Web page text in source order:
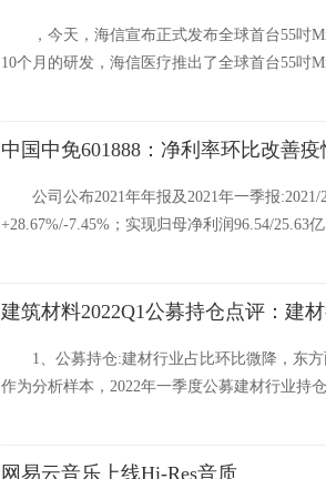
，今天，海信宣布正式发布全球首台55
10个月的研发，海信医疗推出了全球首台55吋
中国中免601888：净利率环比改善
公司公布2021年年报及2021年一季报
+28.67%/-7.45%；实现归母净利润96.54/25.63
建筑材料2022Q1公募持仓点评：建
1、公募持仓:建材行业占比环比微降，东
作为分析样本，2022年一季度公募建材行业持
网易云音乐上线Hi-Res音质